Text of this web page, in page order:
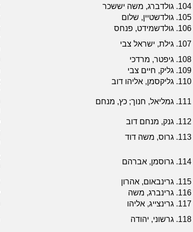
104. גולדברג, משה יששכר
105. גולדשטיין, שלום
106. גולדשמידט, פנחס
107. גילת, ישראל צבי
108. גיפטר, מרדכי
109. גליק, חיים צבי
110. גליקסמן, אליהו דוב
111. גמליאל, חנוך; כץ, מנחם
112. גנק, מנחם דוב
113. גרוס, משה דוד
114. גרוסמן, אברהם
115. גרינבאום, אהרון
116. גרינברג, משה
117. גרינצייג, אליהו
118. גרשוני, יהודה